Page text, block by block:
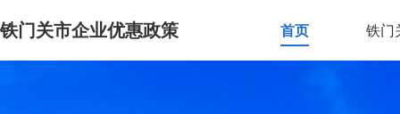
铁门关市企业优惠政策 首页 铁门